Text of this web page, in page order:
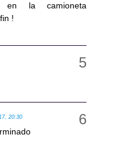
en la camioneta
!
20:30